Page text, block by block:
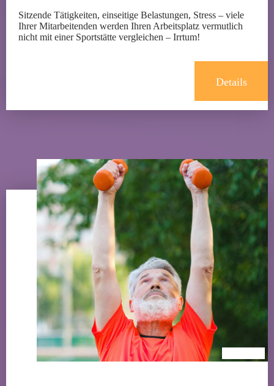
Sitzende Tätigkeiten, einseitige Belastungen, Stress – viele
Ihrer Mitarbeitenden werden Ihren Arbeitsplatz vermutlich
nicht mit einer Sportstätte vergleichen – Irrtum!
Details